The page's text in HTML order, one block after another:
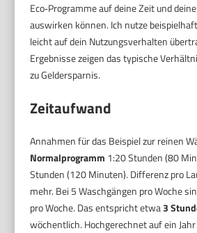
Eco‑Programme auf deine Zeit und
auswirken können. Ich nutze
leicht auf dein Nutzungsverhalten
Ergebnisse zeigen das typische
zu Geldersparnis.
Zeitaufwand
Annahmen für das Beispiel zur reinen
Normalprogramm 1:20 Stunden (80
Stunden (120 Minuten). Differenz pro
mehr. Bei 5 Waschgängen pro Woche
pro Woche. Das entspricht etwa3
wöchentlich. Hochgerechnet auf ein